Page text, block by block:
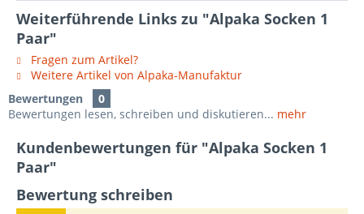
Weiterführende Links zu "Alpaka Socken 1
Paar"
Fragen zum Artikel?
Weitere Artikel von Alpaka-Manufaktur
Bewertungen
0
Bewertungen lesen, schreiben und diskutieren... mehr
Kundenbewertungen für "Alpaka Socken 1
Paar"
Bewertung schreiben